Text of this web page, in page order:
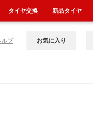
ルプ お気に入り
タイヤ交換 新品タイヤ